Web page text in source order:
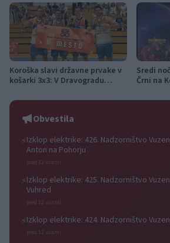
Koroška slavi državne prvake v
košarki 3x3: V Dravogradu
košarkarjev
Sredi
Črni na
Traila
Obvestila
⚡Izklop elektrike: 426. Nadzorništvo
Anton na Pohorju
pred 12 urami
⚡Izklop elektrike: 425. Nadzorništvo
Vuhred
pred 12 urami
⚡Izklop elektrike: 424. Nadzorništvo
pred 12 urami